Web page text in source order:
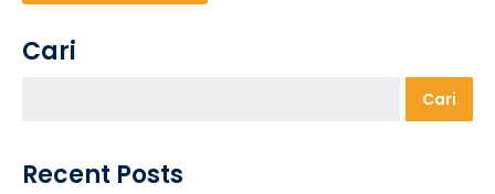
Cari
Cari
Recent Posts